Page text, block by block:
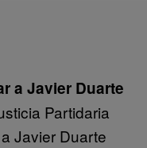
a Javier Duarte
Partidaria
Javier Duarte